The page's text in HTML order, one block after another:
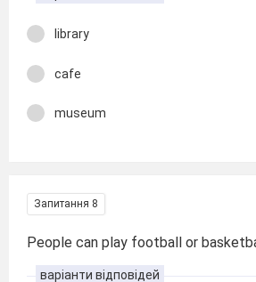
library
cafe
museum
Запитання 8
People can play football or
варіанти відповідей